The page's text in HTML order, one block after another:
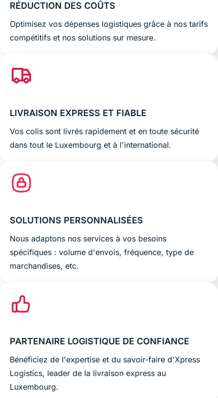
RÉDUCTION DES COÛTS
Optimisez vos dépenses logistiques grâce à nos tarifs
compétitifs et nos solutions sur mesure.
LIVRAISON EXPRESS ET FIABLE
Vos colis sont livrés rapidement et en toute sécurité
dans tout le Luxembourg et à l'international.
SOLUTIONS PERSONNALISÉES
Nous adaptons nos services à vos besoins
spécifiques : volume d'envois, fréquence, type de
marchandises, etc.
PARTENAIRE LOGISTIQUE DE CONFIANCE
Bénéficiez de l'expertise et du savoir-faire d'Xpress
Logistics, leader de la livraison express au
Luxembourg.